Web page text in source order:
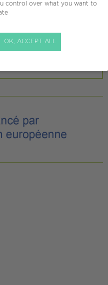
control over what you want to
OK, ACCEPT ALL